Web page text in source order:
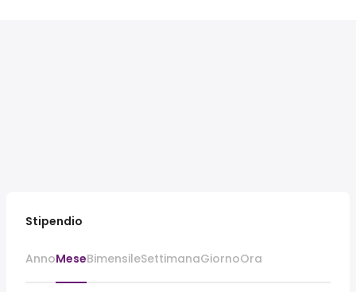
Stipendio
AnnoMeseBimensileSettimanaGiornoOra